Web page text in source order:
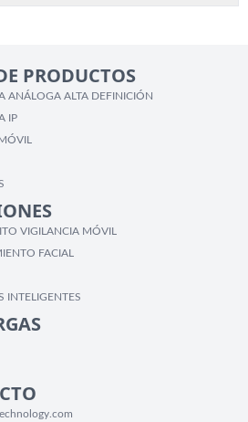
PRODUCTOS
ANÁLOGA ALTA DEFINICIÓN
IP
VIGILANCIA MÓVIL
FACIAL
INTELIGENTES